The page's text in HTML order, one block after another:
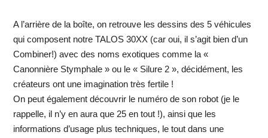
A l’arrière de la boîte, on retrouve les dessins des 5 véhicules
qui composent notre TALOS 30XX (car oui, il s’agit bien d’un
Combiner!) avec des noms exotiques comme la «
Canonnière Stymphale » ou le « Silure 2 », décidément, les
créateurs ont une imagination très fertile !
On peut également découvrir le numéro de son robot (je le
rappelle, il n’y en aura que 25 en tout !), ainsi que les
informations d’usage plus techniques, le tout dans une